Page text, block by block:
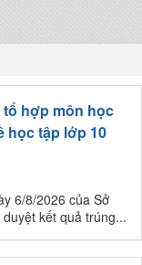
hợp môn học
học tập lớp 10
6/8/2026 của Sở
kết quả trúng...